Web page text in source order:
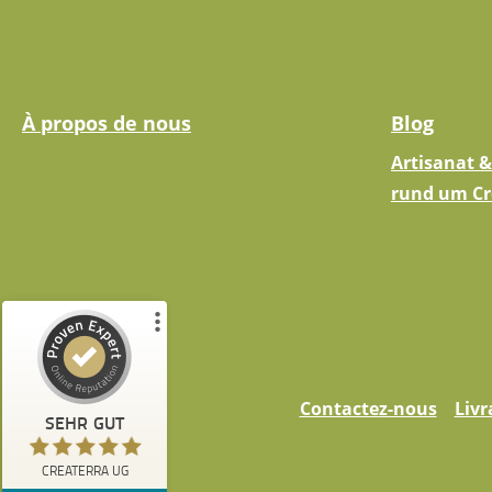
SEHR GUT
CREATERRA UG
Kundenbewertungen und Erfahrungen zu
CREATERRA UG
SEHR GUT
5,00
/
5,00
À propos de nous Blog
Artisanat
rund um
Contactez-nous